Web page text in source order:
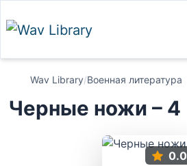
Wav Library/Военная литература
Черные ножи – 4
0.0